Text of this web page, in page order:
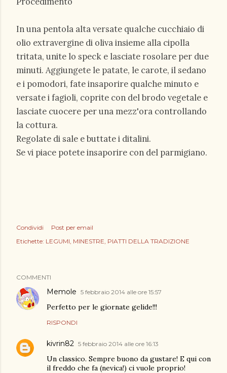
In una pentola alta versate qualche cucchiaio di
olio extravergine di oliva insieme alla cipolla
tritata, unite lo speck e lasciate rosolare per due
minuti. Aggiungete le patate, le carote, il sedano
e i pomodori, fate insaporire qualche minuto e
versate i fagioli, coprite con del brodo vegetale e
lasciate cuocere per una mezz'ora controllando
la cottura.
Regolate di sale e buttate i ditalini.
Se vi piace potete insaporire con del parmigiano.
Condividi
Post per email
Etichette: LEGUMI MINESTRE PIATTI DELLA TRADIZIONE
COMMENTI
Memole 5 febbraio 2014 alle ore 15:57
Perfetto per le giornate gelide!!!
RISPONDI
kivrin82 5 febbraio 2014 alle ore 16:13
Un classico. Sempre buono da gustare! E qui con
il freddo che fa (nevica!) ci vuole proprio!